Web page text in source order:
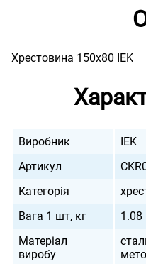
Хрестовина 150х80 IEK
Виробник
IEK
Артикул
Категорія
Вага 1 шт, кг
1.08
Матеріал
виробу